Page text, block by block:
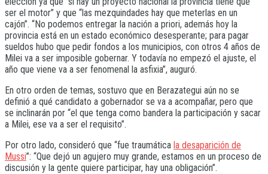
ser el motor” y que “las mezquindades hay que meterlas en un
cajón”. “No podemos entregar la nación a priori, además hoy la
provincia está en un estado económico desesperante; para pagar
sueldos hubo que pedir fondos a los municipios, con otros 4 años de
Milei va a ser imposible gobernar. Y todavía no empezó el ajuste, el
año que viene va a ser fenomenal la asfixia”, auguró.
En otro orden de temas, sostuvo que en Berazategui aún no se
definió a qué candidato a gobernador se va a acompañar, pero que
se inclinarán por “el que tenga como bandera la participación y sacar
a Milei, ese va a ser el requisito”.
Por otro lado, consideró que “fue traumática la desaparición de
Mussi”: “Que dejó un agujero muy grande, estamos en un proceso de
discusión y la gente quiere participar, hay una obligación”.